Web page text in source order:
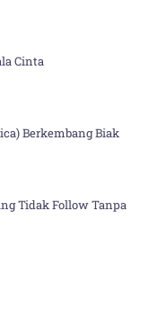
Cinta
Berkembang Biak
Tidak Follow Tanpa